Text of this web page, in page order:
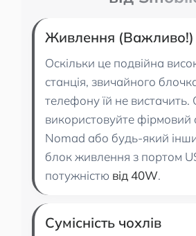
Живлення (Важливо!)
Оскільки це подвійна
станція, звичайного
телефону їй не
використовуйте фірмовий
Nomad або будь-який
блок живлення з портом
потужністю від 40W.
Сумісність чохлів